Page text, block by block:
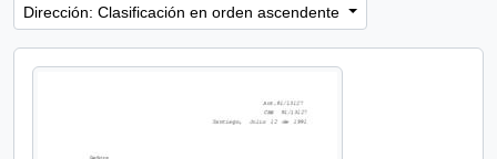
Dirección: Clasificación en orden ascendente